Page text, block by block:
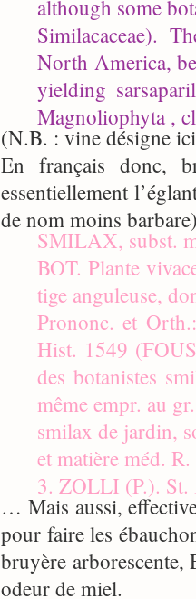
although some
Similacaceae).
North America,
yielding
Magnoliophyta ,
(N.B. : vine désigne
En français donc,
essentiellement
de nom moins
SMILAX, subst.
BOT. Plante
tige anguleuse,
Prononc. et
Hist. 1549
des botanistes
même empr. au
smilax de jardin,
et matière méd.
3. ZOLLI (P.).
… Mais aussi,
pour faire les
bruyère
odeur de miel.